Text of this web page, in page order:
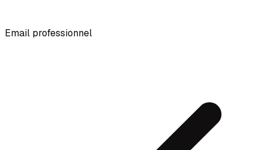
Email professionnel